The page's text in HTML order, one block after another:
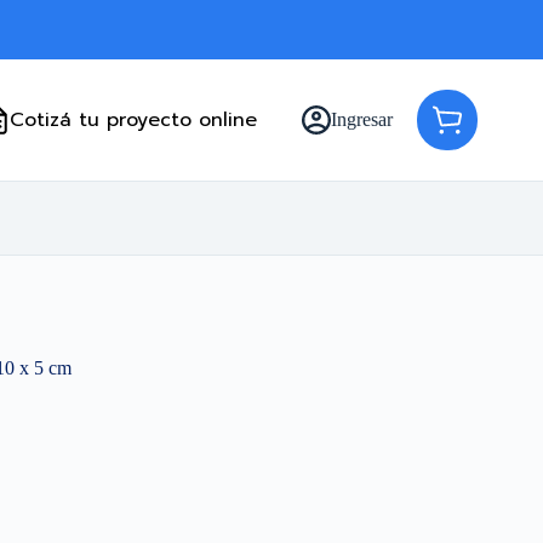
Cotizá tu proyecto online Ingresar
Carro
de
x 5 cm